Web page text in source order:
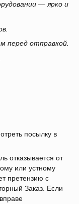
— ярко и
перед отправкой.
посылку в
отказывается от
или устному
претензию с
Заказ. Если